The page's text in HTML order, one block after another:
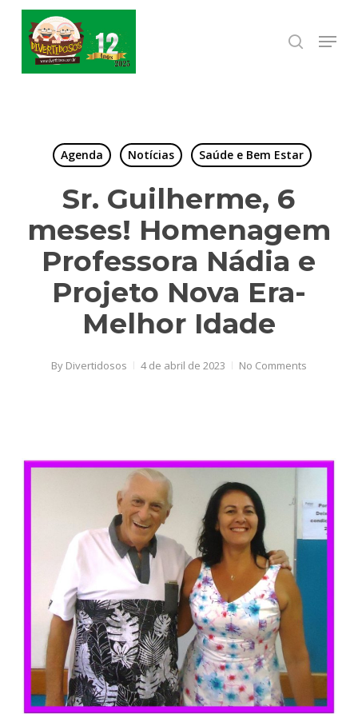
content
search
Menu
Agenda Notícias Saúde e Bem Estar
Sr. Guilherme, 6
meses! Homenagem
Professora Nádia e
Projeto Nova Era-
Melhor Idade
By Divertidosos 4 de abril de 2023 No Comments
Close